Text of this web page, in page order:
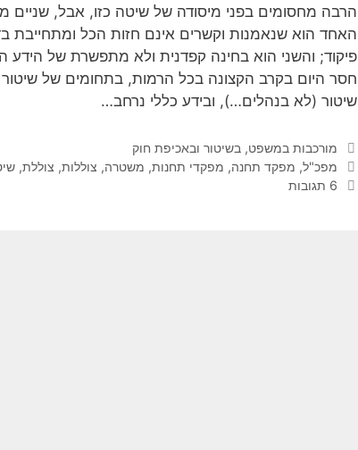
הרבה מחסומים בפני מיסודה של שיטה כזו, אבל, שניים
האחד הוא שנאמנות וקשרים אינם חזות הכל
פיקוד; והשני הוא בחינה קפדנית ולא מתפשרת של הידע
חסר היום בקרב הקצונה בכל הרמות, בתחומים של
שיטור (לא בנהלים…), ובידע כללי נרחב…
קטגוריות
מורכבות במשפט, בשיטור ובאכיפת חוק
תגיות
מפכ"ל, מפקד תחנה, מפקדי תחנות, משטרה, צוללות, צוללת,
6 תגובות